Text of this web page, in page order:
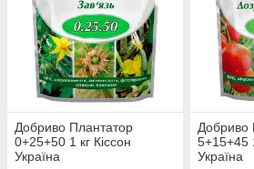
Добриво Плантатор
0+25+50 1 кг Кіссон
Україна
Добриво
5+15+45
Україна